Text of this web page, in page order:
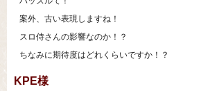
案外、古い表現しますね！
スロ侍さんの影響なのか！？
ちなみに期待度はどれくらいですか！？
KPE様